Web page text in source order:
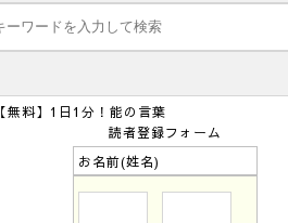
【無料】1日1分！能の言葉
読者登録フォーム
お名前(姓名)